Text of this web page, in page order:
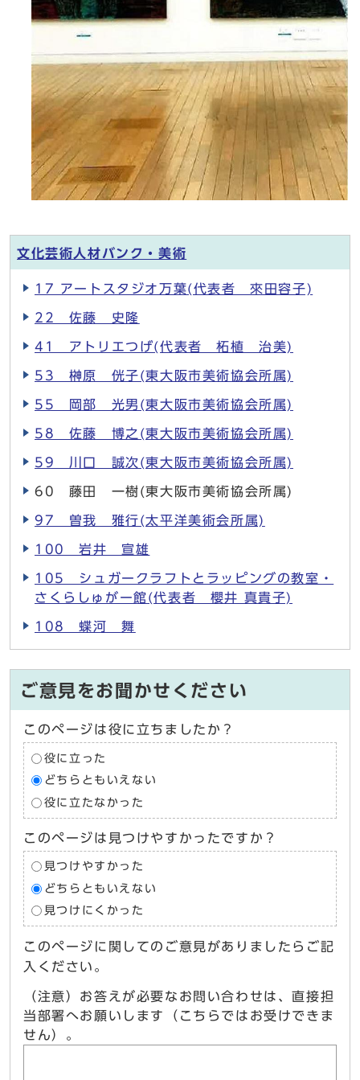
文化芸術人材バンク・美術
17 アートスタジオ万葉(代表者 來田容子)
22 佐藤 史隆
41 アトリエつげ(代表者 柘植 治美)
53 榊原 侊子(東大阪市美術協会所属)
55 岡部 光男(東大阪市美術協会所属)
58 佐藤 博之(東大阪市美術協会所属)
59 川口 誠次(東大阪市美術協会所属)
60 藤田 一樹(東大阪市美術協会所属)
97 曽我 雅行(太平洋美術会所属)
100 岩井 宣雄
105 シュガークラフトとラッピングの教室・
さくらしゅがー館(代表者 櫻井 真貴子)
108 蝶河 舞
ご意見をお聞かせください
このページは役に立ちましたか？
役に立った
どちらともいえない
役に立たなかった
このページは見つけやすかったですか？
見つけやすかった
どちらともいえない
見つけにくかった
このページに関してのご意見がありましたらご記
入ください。
（注意）お答えが必要なお問い合わせは、直接担
当部署へお願いします（こちらではお受けできま
せん）。